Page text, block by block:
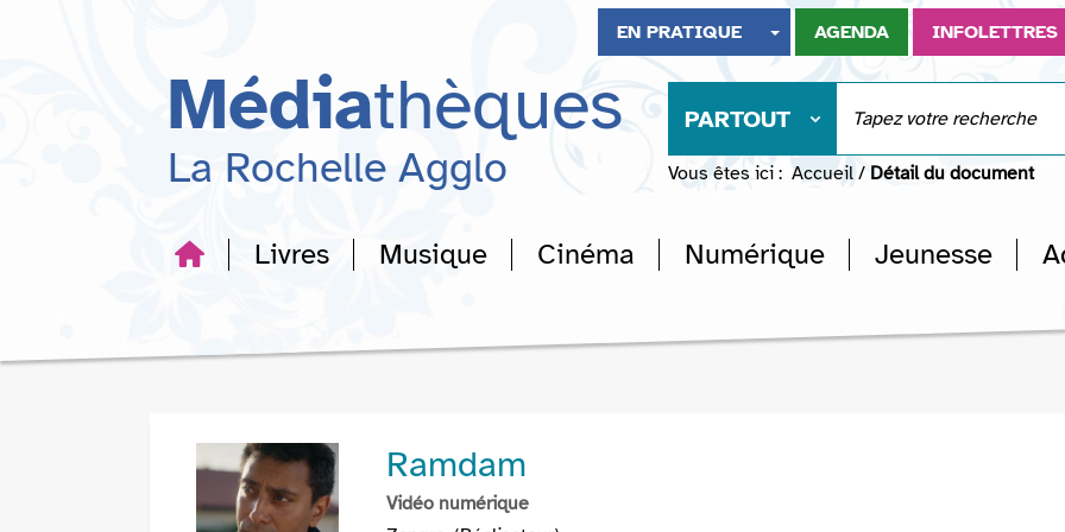
recherche
EN PRATIQUE AGENDA INFOLETTRES
Médiathèques
La Rochelle Agglo
PARTOUT
Vous êtes ici : Accueil / Détail du document
Livres Musique Cinéma Numérique Jeunesse
Ramdam
Vidéo numérique